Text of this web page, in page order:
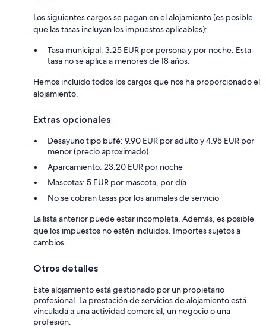
Los siguientes cargos se pagan en el alojamiento (es posible
que las tasas incluyan los impuestos aplicables):
Tasa municipal: 3.25 EUR por persona y por noche. Esta
tasa no se aplica a menores de 18 años.
Hemos incluido todos los cargos que nos ha proporcionado el
alojamiento.
Extras opcionales
Desayuno tipo bufé: 9.90 EUR por adulto y 4.95 EUR por
menor (precio aproximado)
Aparcamiento: 23.20 EUR por noche
Mascotas: 5 EUR por mascota, por día
No se cobran tasas por los animales de servicio
La lista anterior puede estar incompleta. Además, es posible
que los impuestos no estén incluidos. Importes sujetos a
cambios.
Otros detalles
Este alojamiento está gestionado por un propietario
profesional. La prestación de servicios de alojamiento está
vinculada a una actividad comercial, un negocio o una
profesión.